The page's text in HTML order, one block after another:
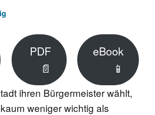
PDF
📄
eBook
📱
ihren Bürgermeister wählt,
weniger wichtig als